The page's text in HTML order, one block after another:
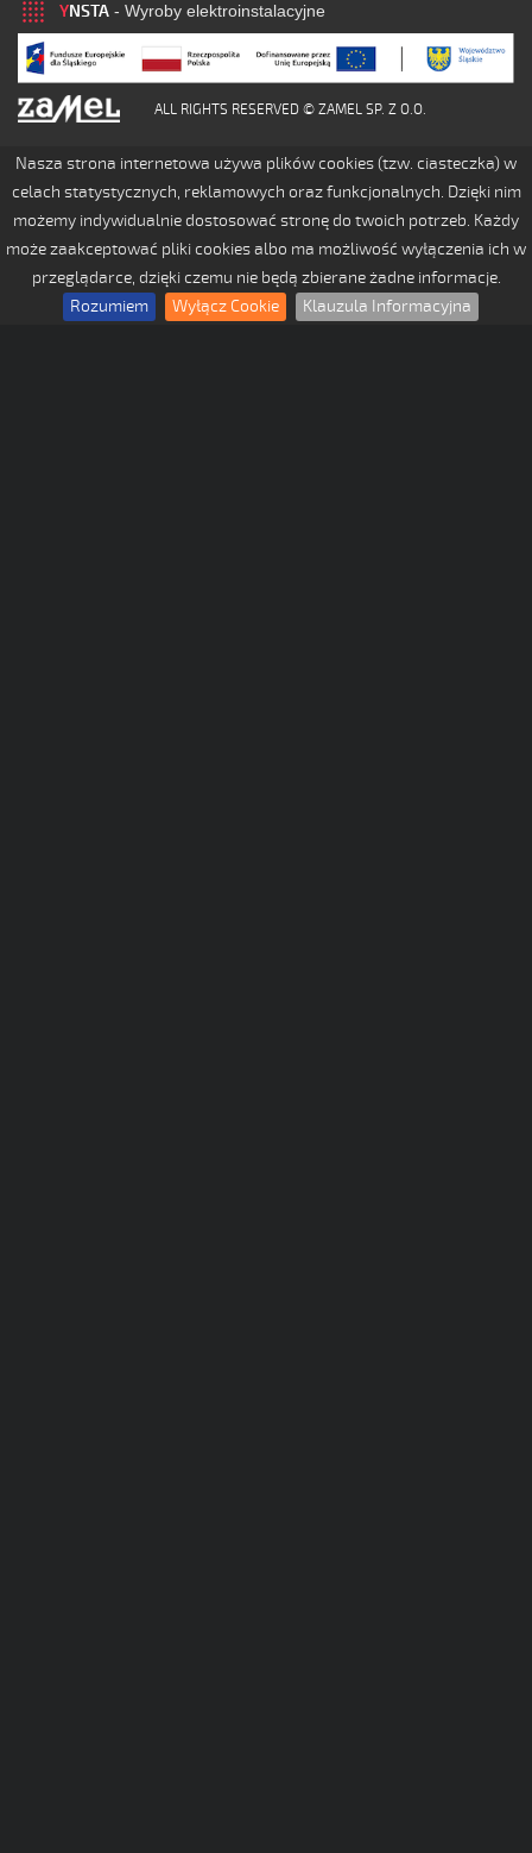
YNSTA - Wyroby elektroinstalacyjne
ALL RIGHTS RESERVED © ZAMEL SP. Z O.O.
Nasza strona internetowa używa plików cookies (tzw. ciasteczka) w
celach statystycznych, reklamowych oraz funkcjonalnych. Dzięki nim
możemy indywidualnie dostosować stronę do twoich potrzeb. Każdy
może zaakceptować pliki cookies albo ma możliwość wyłączenia ich w
przeglądarce, dzięki czemu nie będą zbierane żadne informacje.
Rozumiem
Wyłącz Cookie Klauzula Informacyjna